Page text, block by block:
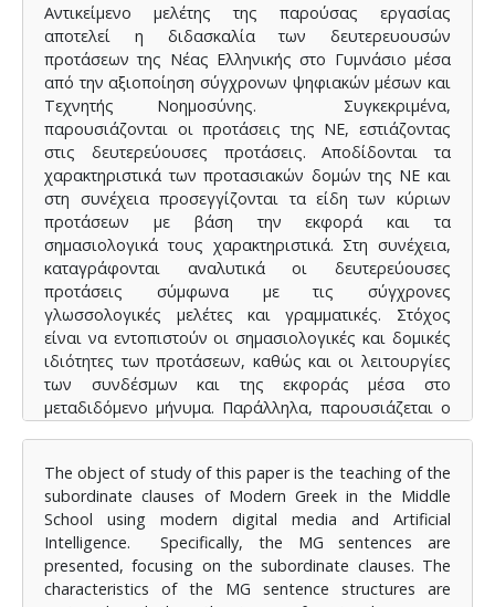
Αντικείμενο μελέτης της παρούσας εργασίας
αποτελεί η διδασκαλία των δευτερευουσών
προτάσεων της Νέας Ελληνικής στο Γυμνάσιο μέσα
από την αξιοποίηση σύγχρονων ψηφιακών μέσων και
Τεχνητής Νοημοσύνης. Συγκεκριμένα,
παρουσιάζονται οι προτάσεις της ΝΕ, εστιάζοντας
στις δευτερεύουσες προτάσεις. Αποδίδονται τα
χαρακτηριστικά των προτασιακών δομών της ΝΕ και
στη συνέχεια προσεγγίζονται τα είδη των κύριων
προτάσεων με βάση την εκφορά και τα
σημασιολογικά τους χαρακτηριστικά. Στη συνέχεια,
καταγράφονται αναλυτικά οι δευτερεύουσες
προτάσεις σύμφωνα με τις σύγχρονες
γλωσσολογικές μελέτες και γραμματικές. Στόχος
είναι να εντοπιστούν οι σημασιολογικές και δομικές
ιδιότητες των προτάσεων, καθώς και οι λειτουργίες
των συνδέσμων και της εκφοράς μέσα στο
μεταδιδόμενο μήνυμα. Παράλληλα, παρουσιάζεται ο
προτάσεις. Αναλύεται ο τρόπος διδασκαλίας των
δευτερευουσών προτάσεων μέσα από τη γραμματική
του Γυμνασίου και το σχολικό βιβλίο της
Νεοελληνικής Γλώσσας Γ’ Γυμνασίου. Μέσα από τη
σύγκριση των σύγχρονων μελετών και γραμματικών
και των σχολικών εγχειριδίων επιχειρείται να
The object of study of this paper is the teaching of the
subordinate clauses of Modern Greek in the Middle
School using modern digital media and Artificial
Intelligence. Specifically, the MG sentences are
presented, focusing on the subordinate clauses. The
characteristics of the MG sentence structures are